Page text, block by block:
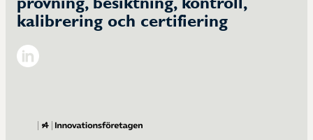
kalibrering och certifiering